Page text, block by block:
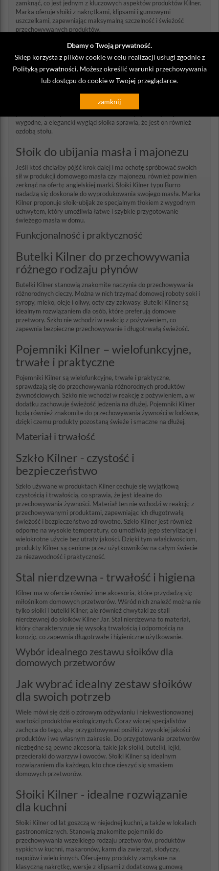
Dbamy o Twoją prywatność.
Sklep korzysta z plików cookie w celu realizacji usługi zgodnie z
Polityką prywatności. Możesz określić warunki przechowywania
lub dostępu do cookie w Twojej przeglądarce.
zamknij
zamknąć, co jest jednym z kluczowych aspektów produktów Kilner.
Marka oferuje słoiki z nakrętkami, klipsami i gumowymi
uszczelkami, zapewniając maksymalną szczelność i świeżość
przechowywanych produktów.
Słoje z kranikiem Kilner na wino i
nalewki
Miłośnicy wszelkich soków, syropów oraz nalewek na pewno
korkami, idealne do przechowywania octu czy oliwy. Słoik z
kranikiem Kilner wygląda przy tym bardzo efektownie i jest
wygodne, a elegancki wygląd słoika sprawia, że jest on również
ozdobą stołu.
Słoik do ubijania masła i majonezu
Jeśli ktoś chciałby pójść krok dalej i ma ochotę spróbować swoich
sił w produkcji domowego masła czy majonezu, również powinien
zerknąć na ofertę angielskiej marki. Słoiki Kilner typu Burro
nadadzą się doskonale do wyprodukowania swojego masła. Marka
Kilner proponuje słoik-ubijak ze specjalnym tłokiem z wygodnym
uchwytem, który umożliwia łatwe i szybkie przygotowanie
świeżego masła w domu.
Funkcjonalność i praktyczność
Butelki Kilner do przechowywania
różnego rodzaju płynów
Butelki Kilner stanowią znakomite naczynia do przechowywania
różnorodnych cieczy. Można w nich trzymać domowej roboty soki i
syropy, mleko, oleje i oliwy, octy czy zakwasy. Butelki Kilner są
idealnym rozwiązaniem dla osób, które preferują domowe
przetwory. Szkło nie wchodzi w reakcję z pożywieniem, co
zapewnia bezpieczne przechowywanie i długotrwałą świeżość.
Pojemniki Kilner – wielofunkcyjne,
trwałe i praktyczne
Pojemniki Kilner są wielofunkcyjne, trwałe i praktyczne,
sprawdzają się do przechowywania różnorodnych produktów
żywnościowych. Szkło nie wchodzi w reakcję z pożywieniem, a w
dodatku zachowuje świeżość jedzenia na dłużej. Pojemniki Kilner
będą również znakomite do przechowywania żywności w lodówce,
dzięki czemu produkty pozostaną świeże i smaczne na dłużej.
Materiał i trwałość
Szkło Kilner - czystość i
bezpieczeństwo
Szkło używane w produktach Kilner cechuje się wyjątkową
czystością i trwałością, co sprawia, że jest idealne do
przechowywania żywności. Materiał ten nie wchodzi w reakcję z
przechowywanymi produktami, zapewniając ich długotrwałą
świeżość i bezpieczeństwo zdrowotne. Szkło Kilner jest również
odporne na wysokie temperatury, co umożliwia jego sterylizację i
wielokrotne użycie bez utraty jakości. Dzięki tym właściwościom,
produkty Kilner są cenione przez użytkowników na całym świecie
za niezawodność i praktyczność.
Stal nierdzewna - trwałość i higiena
Kilner ma w ofercie również inne akcesoria, które przydadzą się
miłośnikom domowych przetworów. Wśród nich znaleźć można nie
tylko słoiki i butelki Kilner, ale również chwytaki ze stali
nierdzewnej do słoików Kilner Jar. Stal nierdzewna to materiał,
który charakteryzuje się wysoką trwałością i odpornością na
korozję, co zapewnia długotrwałe i higieniczne użytkowanie.
Wybór idealnego zestawu słoików dla
domowych przetworów
Jak wybrać idealny zestaw słoików
dla swoich potrzeb
Wiele mówi się dziś o zdrowym odżywianiu i niekwestionowanej
wartości produktów ekologicznych. Coraz więcej specjalistów
zachęca do tego, aby przygotowywać posiłki z wysokiej jakości
produktów i we własnym zakresie. Do przygotowania przetworów
niezbędne są pewne akcesoria, takie jak słoiki, butelki, lejki,
przecieraki do warzyw i owoców. Słoiki Kilner są idealnym
rozwiązaniem dla każdego, kto chce cieszyć się smakiem
domowych przetworów.
Słoiki Kilner - idealne rozwiązanie
dla kuchni
Słoiki Kilner od lat goszczą w niejednej kuchni, a także w lokalach
gastronomicznych. Stanowią znakomite pojemniki do
przechowywania wszelkiego rodzaju przetworów, produktów
sypkich w kuchni, makaronów, karm dla zwierząt, słodyczy,
napojów i wielu innych. Oferujemy produkty zamykane na
klasyczną nakrętkę, wersje z klipsami z dodatkową gumową